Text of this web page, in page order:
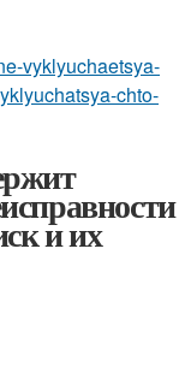
vyklyuchaetsya-
chto-
и их